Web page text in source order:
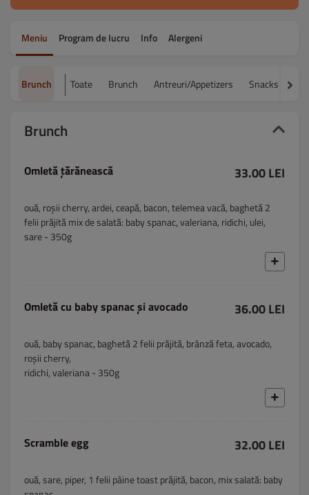
Meniu Program de lucru Info Alergeni
Brunch Toate Brunch Antreuri/Appetizers Snacks
Brunch
Omletă țărănească 33.00 LEI
ouă, roșii cherry, ardei, ceapă, bacon, telemea vacă, baghetă 2
felii prăjită mix de salată: baby spanac, valeriana, ridichi, ulei,
sare - 350g
Omletă cu baby spanac și avocado 36.00 LEI
ouă, baby spanac, baghetă 2 felii prăjită, brânză feta, avocado,
roșii cherry,
ridichi, valeriana - 350g
Scramble egg 32.00 LEI
ouă, sare, piper, 1 felii pâine toast prăjită, bacon, mix salată: baby